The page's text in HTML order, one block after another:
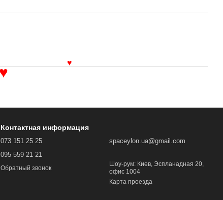
Контактная информация
073 151 25 25
095 559 21 21
Обратный звонок
spaceylon.ua@gmail.com
Шоу-рум: Киев, Эспланадная 20,
офис 1004
Карта проезда
♥